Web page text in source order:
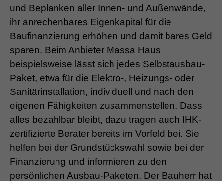
und Beplanken aller Innen- und Außenwände,
ihr anrechenbares Eigenkapital für die
Baufinanzierung erhöhen und damit bares Geld
sparen. Beim Anbieter Massa Haus
beispielsweise lässt sich jedes Selbstausbau-
Paket, etwa für die Elektro-, Heizungs- oder
Sanitärinstallation, individuell und nach den
eigenen Fähigkeiten zusammenstellen. Dass
alles bezahlbar bleibt, dazu tragen auch IHK-
zertifizierte Berater bereits im Vorfeld bei. Sie
helfen bei der Grundstückswahl sowie bei der
Finanzierung und informieren zu den
persönlichen Ausbau-Paketen. Der Bauherr hat